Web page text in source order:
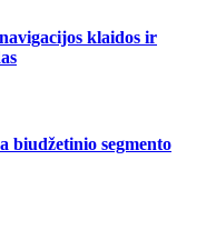
klaidos ir
biudžetinio segmento